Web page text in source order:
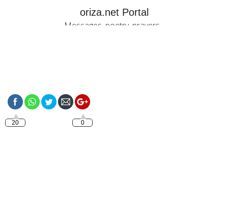
oriza.net Portal
Messages, poetry, prayers...
20 0